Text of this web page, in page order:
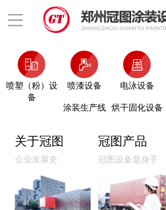
喷塑（粉）设
备
喷漆设备 电泳设备
涂装生产线 烘干固化设备
关于冠图
企业发展史
冠图产品
冠图设备显身手